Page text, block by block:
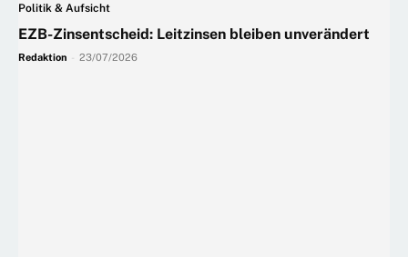
Politik & Aufsicht
EZB-Zinsentscheid: Leitzinsen bleiben unverändert
Redaktion 23/07/2026